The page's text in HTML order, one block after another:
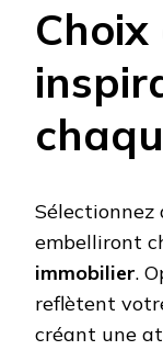
Sélectionnez
embelliront
immobilier.
reflètent
créant une